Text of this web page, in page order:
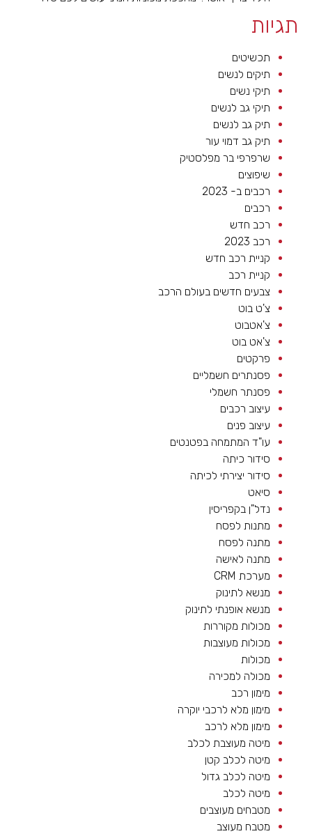
תגיות
תכשיטים
תיקים לנשים
תיקי נשים
תיקי גב לנשים
תיק גב לנשים
תיק גב דמוי עור
שרפרפי בר מפלסטיק
שיפוצים
רכבים ב- 2023
רכבים
רכב חדש
רכב 2023
קניית רכב חדש
קניית רכב
צבעים חדשים בעולם הרכב
צ'ט בוט
צ'אטבוט
צ'אט בוט
פרקטים
פסנתרים חשמליים
פסנתר חשמלי
עיצוב רכבים
עיצוב פנים
עו"ד המתמחה בפטנטים
סידור כיתה
סידור יצירתי לכיתה
סיאט
נדל"ן בקפריסין
מתנות לפסח
מתנה לפסח
מתנה לאישה
מערכת CRM
מנשא לתינוק
מנשא אופנתי לתינוק
מכולות מקוררות
מכולות מעוצבות
מכולות
מכולה למכירה
מימון רכב
מימון מלא לרכבי יוקרה
מימון מלא לרכב
מיטה מעוצבת לכלב
מיטה לכלב קטן
מיטה לכלב גדול
מיטה לכלב
מטבחים מעוצבים
מטבח מעוצב